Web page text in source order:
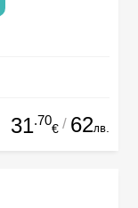
31.70
€ / 62лв.